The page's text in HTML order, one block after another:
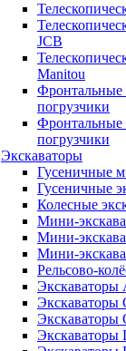
JCB
Manitou
Фронтальные
погрузчики
Фронтальные
погрузчики
Экскаваторы
Гусеничные
Гусеничные
Колесные
Мини-
Мини-
Мини-
Рельсово-
Экскаваторы
Экскаваторы
Экскаваторы
Экскаваторы